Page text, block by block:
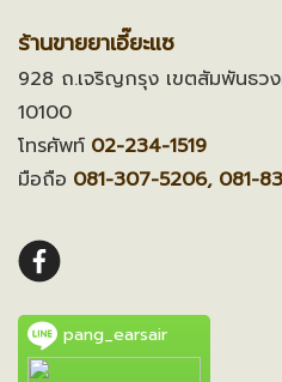
ร้านขายยาเอี๊ยะแซ
928 ถ.เจริญกรุง เขตสัมพันธว
10100
โทรศัพท์ 02-234-1519
มือถือ 081-307-5206, 081-
pang_earsair